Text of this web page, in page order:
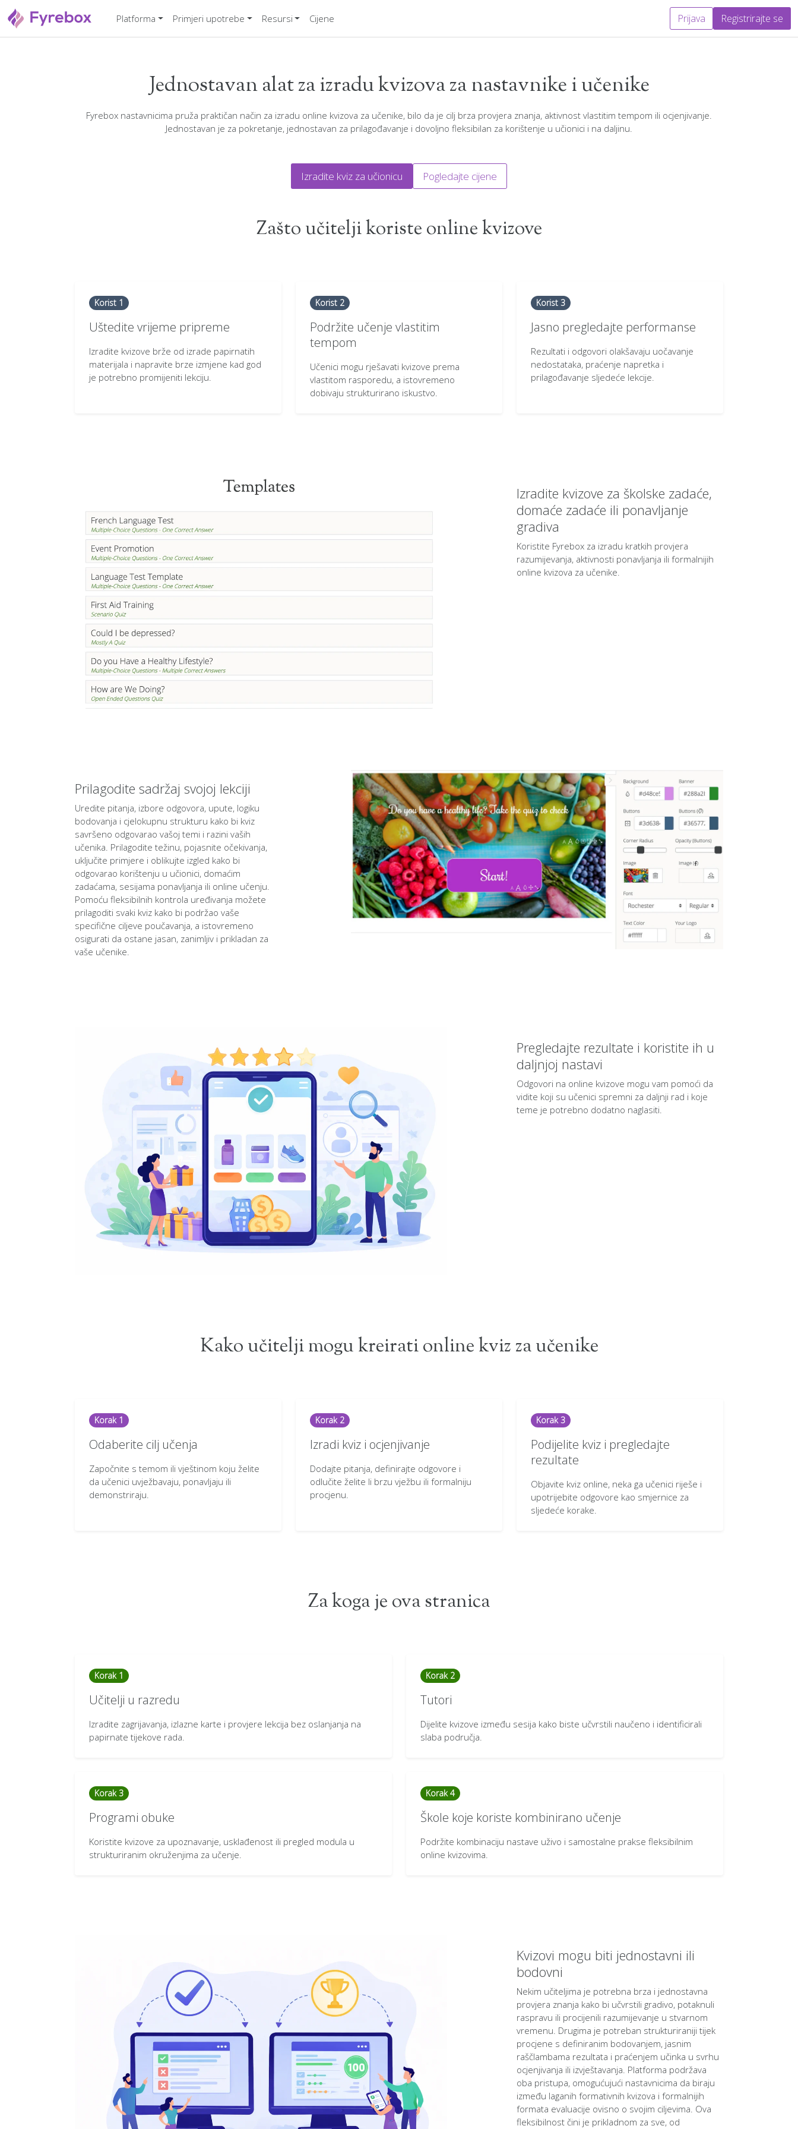
Platforma Primjeri upotrebe Resursi Cijene Prijava Registrirajte se
Jednostavan alat za izradu kvizova za nastavnike i učenike
Fyrebox nastavnicima pruža praktičan način za izradu online kvizova za učenike, bilo da je cilj brza provjera znanja, aktivnost vlastitim tempom ili ocjenjivanje.
Jednostavan je za pokretanje, jednostavan za prilagođavanje i dovoljno fleksibilan za korištenje u učionici i na daljinu.
Izradite kviz za učionicu Pogledajte cijene
Zašto učitelji koriste online kvizove
Korist 1
Uštedite vrijeme pripreme
Izradite kvizove brže od izrade papirnatih
materijala i napravite brze izmjene kad god
je potrebno promijeniti lekciju.
Korist 2
Podržite učenje vlastitim
tempom
Učenici mogu rješavati kvizove prema
vlastitom rasporedu, a istovremeno
dobivaju strukturirano iskustvo.
Korist 3
Jasno pregledajte performanse
Rezultati i odgovori olakšavaju uočavanje
nedostataka, praćenje napretka i
prilagođavanje sljedeće lekcije.
Izradite kvizove za školske zadaće,
domaće zadaće ili ponavljanje
gradiva
Koristite Fyrebox za izradu kratkih provjera
razumijevanja, aktivnosti ponavljanja ili formalnijih
online kvizova za učenike.
Prilagodite sadržaj svojoj lekciji
Uredite pitanja, izbore odgovora, upute, logiku
bodovanja i cjelokupnu strukturu kako bi kviz
savršeno odgovarao vašoj temi i razini vaših
učenika. Prilagodite težinu, pojasnite očekivanja,
uključite primjere i oblikujte izgled kako bi
odgovarao korištenju u učionici, domaćim
zadaćama, sesijama ponavljanja ili online učenju.
Pomoću fleksibilnih kontrola uređivanja možete
prilagoditi svaki kviz kako bi podržao vaše
specifične ciljeve poučavanja, a istovremeno
osigurati da ostane jasan, zanimljiv i prikladan za
vaše učenike.
Pregledajte rezultate i koristite ih u
daljnjoj nastavi
Odgovori na online kvizove mogu vam pomoći da
vidite koji su učenici spremni za daljnji rad i koje
teme je potrebno dodatno naglasiti.
Kako učitelji mogu kreirati online kviz za učenike
Korak 1
Odaberite cilj učenja
Započnite s temom ili vještinom koju želite
da učenici uvježbavaju, ponavljaju ili
demonstriraju.
Korak 2
Izradi kviz i ocjenjivanje
Dodajte pitanja, definirajte odgovore i
odlučite želite li brzu vježbu ili formalniju
procjenu.
Korak 3
Podijelite kviz i pregledajte
rezultate
Objavite kviz online, neka ga učenici riješe i
upotrijebite odgovore kao smjernice za
sljedeće korake.
Za koga je ova stranica
Korak 1
Učitelji u razredu
Izradite zagrijavanja, izlazne karte i provjere lekcija bez oslanjanja na
papirnate tijekove rada.
Korak 2
Tutori
Dijelite kvizove između sesija kako biste učvrstili naučeno i identificirali
slaba područja.
Korak 3
Programi obuke
Koristite kvizove za upoznavanje, usklađenost ili pregled modula u
strukturiranim okruženjima za učenje.
Korak 4
Škole koje koriste kombinirano učenje
Podržite kombinaciju nastave uživo i samostalne prakse fleksibilnim
online kvizovima.
Kvizovi mogu biti jednostavni ili
bodovni
Nekim učiteljima je potrebna brza i jednostavna
provjera znanja kako bi učvrstili gradivo, potaknuli
raspravu ili procijenili razumijevanje u stvarnom
vremenu. Drugima je potreban strukturiraniji tijek
procjene s definiranim bodovanjem, jasnim
raščlambama rezultata i praćenjem učinka u svrhu
ocjenjivanja ili izvještavanja. Platforma podržava
oba pristupa, omogućujući nastavnicima da biraju
između laganih formativnih kvizova i formalnijih
formata evaluacije ovisno o svojim ciljevima. Ova
fleksibilnost čini je prikladnom za sve, od